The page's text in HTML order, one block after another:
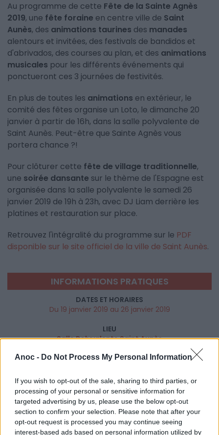
Anoc - Do Not Process My Personal Information
If you wish to opt-out of the sale, sharing to third parties, or
processing of your personal or sensitive information for
targeted advertising by us, please use the below opt-out
section to confirm your selection. Please note that after your
opt-out request is processed you may continue seeing
interest-based ads based on personal information utilized by
Au programme de cette Fête de la Sainte Agnès
2019, une fête foraine en centre ville de Saint
Aunès, des animations taurines des manades
alentours et invitées, des festivals de bandidos et
d'abrivados, des courses au plan, et des animations
musicales pour les différents événements qui
ponctueront ces 3 journées de festivités.
En plus de toutes les animations en extérieur, le
comité des fêtes organise un Loto, le dimanche 20
janvier à partir de 16h, dans la salle polyvalente de
Saint Aunès. Peut-être que Sainte Agnès vous
portera chance ?!
Pour clôturer cette fête de village traditionnelle,
une soirée dansante sur le thème de l'Espagne est
organisée dans la salle polyvalente le samedi 26
janvier 2019 de 19h à 23h, avec DJ Liam derrière les
platines et restauration sur place.
Retrouvez l'intégralité du programme sur le PDF
disponible sur le site officiel de la ville de Saint Aunès.
INFORMATIONS PRATIQUES
DATES ET HORAIRES
Du 19 janvier 2019 au 26 janvier 2019
LIEU
Salle Polyvalente Saint Aunès
34130 Saint Aunes
TARIFS
Gratuit
SITE OFFICIEL
www.saint-aunes.fr